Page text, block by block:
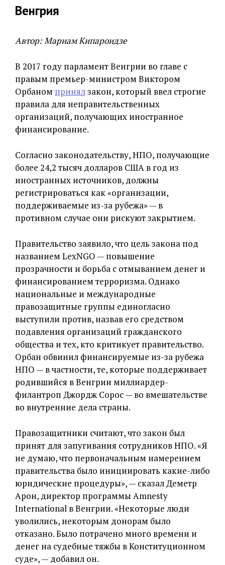
Венгрия
Автор: Мариам Кипароидзе
В 2017 году парламент Венгрии во главе с
правым премьер-министром Виктором
Орбаном принялзакон, который ввел строгие
правила для неправительственных
организаций, получающих иностранное
финансирование.
Согласно законодательству, НПО, получающие
более 24,2 тысяч долларов США в год из
иностранных источников, должны
регистрироваться как «организации,
поддерживаемые из-за рубежа» — в
противном случае они рискуют закрытием.
Правительство заявило, что цель закона под
названием LexNGO — повышение
прозрачности и борьба с отмыванием денег и
финансированием терроризма. Однако
национальные и международные
правозащитные группы единогласно
выступили против, назвав его средством
подавления организаций гражданского
общества и тех, кто критикует правительство.
Орбан обвинил финансируемые из-за рубежа
НПО — в частности, те, которые поддерживает
родившийся в Венгрии миллиардер-
филантроп Джордж Сорос — во вмешательстве
во внутренние дела страны.
Правозащитники считают, что закон был
принят для запугивания сотрудников НПО. «Я
не думаю, что первоначальным намерением
правительства было инициировать какие-либо
юридические процедуры», — сказал Деметр
Арон, директор программы Amnesty
International в Венгрии. «Некоторые люди
уволились, некоторым донорам было
отказано. Было потрачено много времени и
денег на судебные тяжбы в Конституционном
суде», — добавил он.